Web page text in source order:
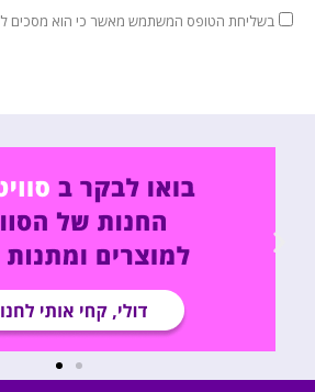
בשליחת הטופס המשתמש מאשר כי הוא מסכים ל